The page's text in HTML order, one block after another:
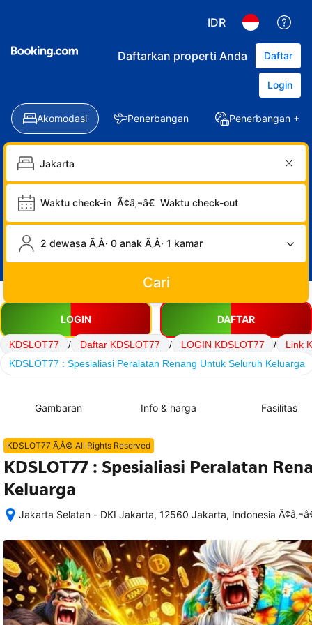
IDR
Daftarkan properti Anda Daftar
Login
Akomodasi Penerbangan Penerbangan +
Waktu check-in Ã¢â‚¬â€ Waktu check-out
2 dewasa Ã‚Â· 0 anak Ã‚Â· 1 kamar
Cari
LOGIN DAFTAR
KDSLOT77 / Daftar KDSLOT77 / LOGIN KDSLOT77 /
Link
KDSLOT77 : Spesialiasi Peralatan Renang Untuk Seluruh Keluarga
Gambaran Info & harga Fasilitas
KDSLOT77 Ã‚Â© All Rights Reserved
KDSLOT77 : Spesialiasi Peralatan
Keluarga
Jakarta Selatan - DKI Jakarta, 12560 Jakarta, Indonesia
memesan,
semua
rincian
akomodasi
termasuk
nomor